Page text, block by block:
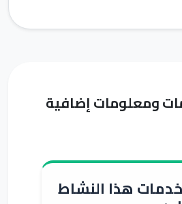
ومعلومات إضافية
هذا النشاط